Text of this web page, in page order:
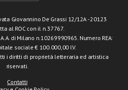
Giovannino De Grassi 12/12A - 20123
al ROC con il n.37767.
di Milano n.10269990965. Numero REA:
sociale € 100.000,00 I.V.
i diritti di proprietà letteraria ed artistica
riservati.
Contatti